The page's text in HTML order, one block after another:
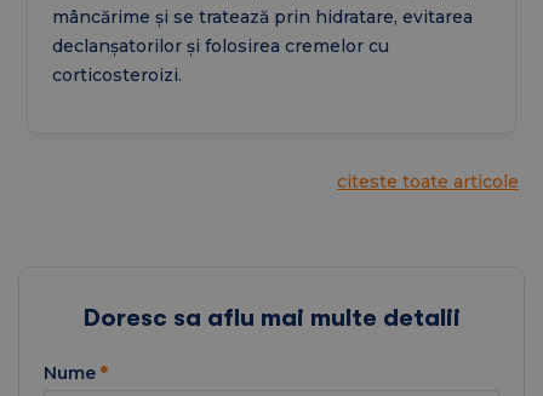
mâncărime și se tratează prin hidratare, evitarea
declanșatorilor și folosirea cremelor cu
corticosteroizi.
citeste toate articole
Doresc sa aflu mai multe detalii
Nume *